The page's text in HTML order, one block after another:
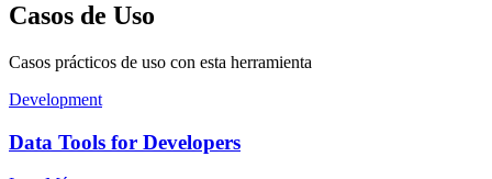
Casos de Uso
Casos prácticos de uso con esta herramienta
Development
Data Tools for Developers